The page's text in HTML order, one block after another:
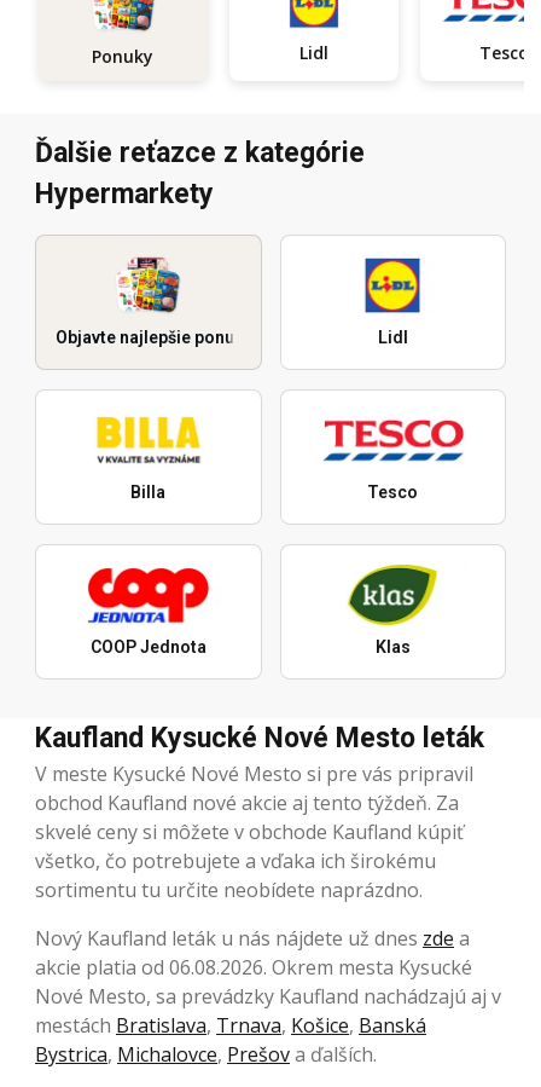
Ponuky Lidl Tesco
Ďalšie reťazce z kategórie
Hypermarkety
Objavte najlepšie ponuky Lidl
Billa Tesco
COOP Jednota Klas
Kaufland Kysucké Nové Mesto leták
V meste Kysucké Nové Mesto si pre vás pripravil
obchod Kaufland nové akcie aj tento týždeň. Za
skvelé ceny si môžete v obchode Kaufland kúpiť
všetko, čo potrebujete a vďaka ich širokému
sortimentu tu určite neobídete naprázdno.
Nový Kaufland leták u nás nájdete už dnes zde a
akcie platia od 06.08.2026. Okrem mesta Kysucké
Nové Mesto, sa prevádzky Kaufland nachádzajú aj v
mestách Bratislava, Trnava, Košice, Banská
Bystrica, Michalovce, Prešova ďalších.